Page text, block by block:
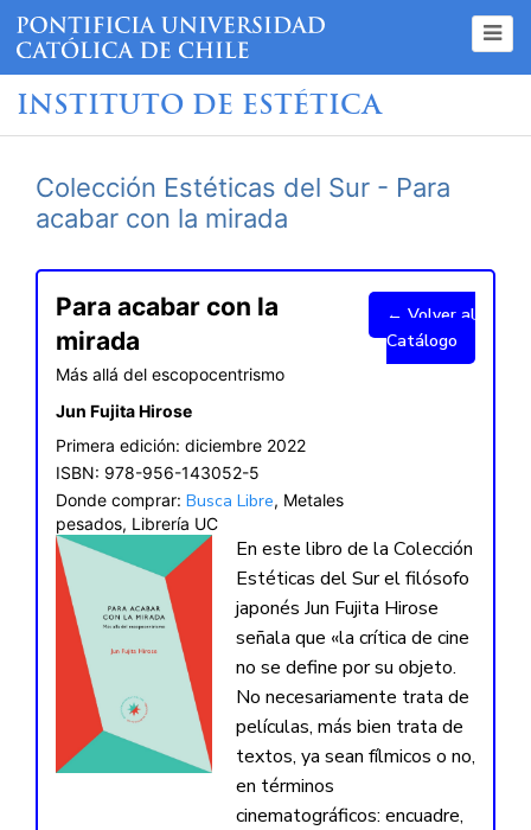
INSTITUTO DE ESTÉTICA
Colección Estéticas del Sur - Para
acabar con la mirada
Para acabar con la
mirada
Más allá del escopocentrismo
Jun Fujita Hirose
Primera edición: diciembre 2022
ISBN: 978-956-143052-5
Donde comprar: Busca Libre, Metales
pesados, Librería UC
← Volver al
Catálogo
En este libro de la Colección
Estéticas del Sur el filósofo
japonés Jun Fujita Hirose
señala que «la crítica de cine
no se define por su objeto.
No necesariamente trata de
películas, más bien trata de
textos, ya sean fílmicos o no,
en términos
cinematográficos: encuadre,